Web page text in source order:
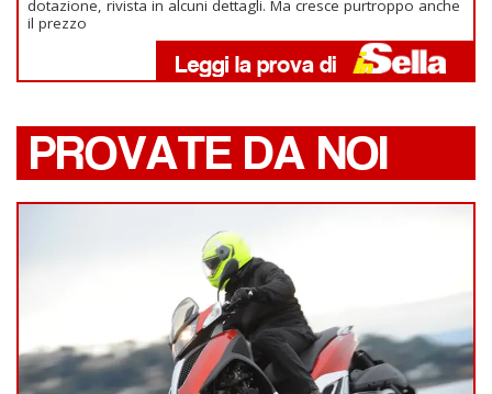
dotazione, rivista in alcuni dettagli. Ma cresce purtroppo anche
il prezzo
PROVATE DA NOI